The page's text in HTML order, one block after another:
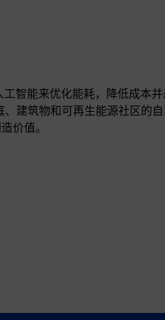
智能来优化能耗，降低成本
建筑物和可再生能源社区的
价值。